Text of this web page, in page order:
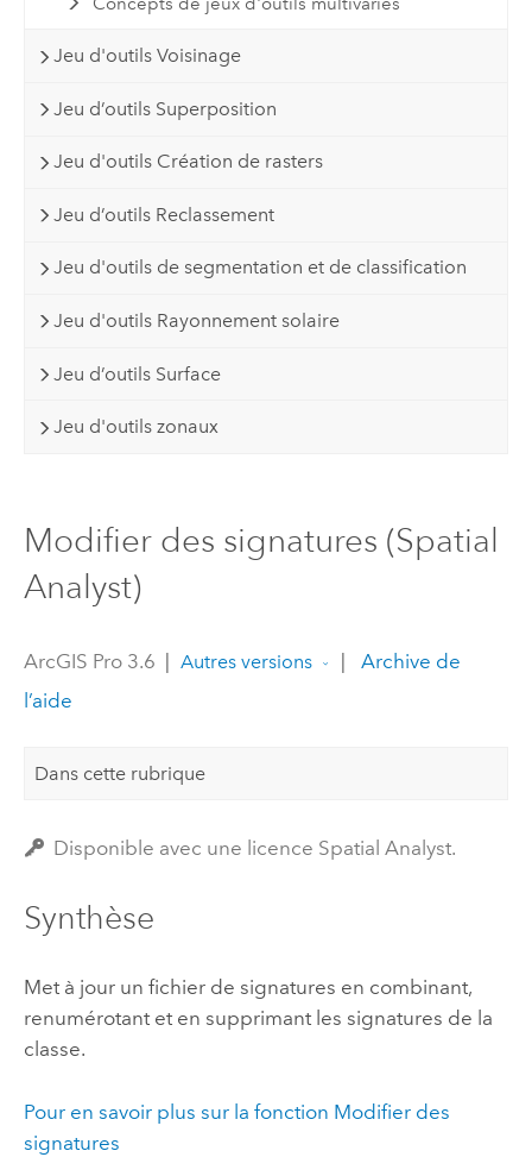
Jeu d'outils Voisinage
Jeu d’outils Superposition
Jeu d'outils Création de rasters
Jeu d’outils Reclassement
Jeu d'outils de segmentation et de classification
Jeu d'outils Rayonnement solaire
Jeu d’outils Surface
Jeu d'outils zonaux
Modifier des signatures (Spatial
Analyst)
ArcGIS Pro 3.6 Autres versions
Archive de
l’aide
Dans cette rubrique
Disponible avec une licence Spatial Analyst.
Synthèse
Met à jour un fichier de signatures en combinant,
renumérotant et en supprimant les signatures de la
classe.
Pour en savoir plus sur la fonction Modifier des
signatures